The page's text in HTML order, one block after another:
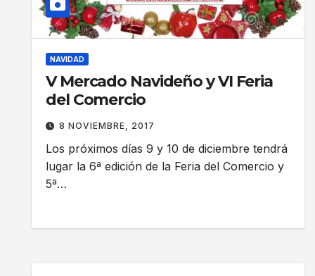
NAVIDAD
V Mercado Navideño y VI Feria
del Comercio
8 NOVIEMBRE, 2017
Los próximos días 9 y 10 de diciembre tendrá
lugar la 6ª edición de la Feria del Comercio y
5ª…